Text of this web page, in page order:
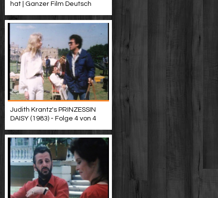
hat | Ganzer Film Deutsch
Judith Krantz's PRINZESSIN
DAISY (1983) - Folge 4 von 4